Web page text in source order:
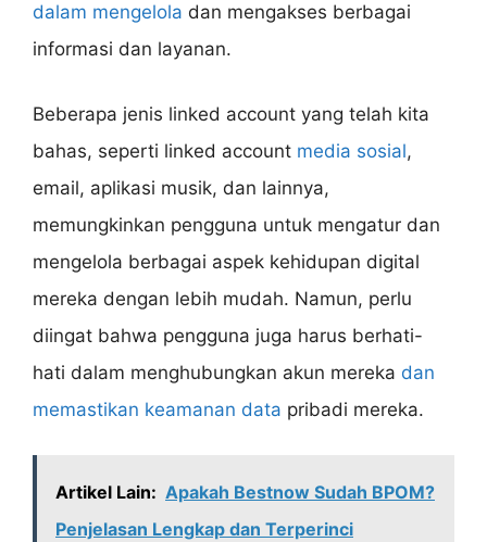
dalam mengelola dan mengakses berbagai
informasi dan layanan.
Beberapa jenis linked account yang telah kita
bahas, seperti linked account media sosial,
email, aplikasi musik, dan lainnya,
memungkinkan pengguna untuk mengatur dan
mengelola berbagai aspek kehidupan digital
mereka dengan lebih mudah. Namun, perlu
diingat bahwa pengguna juga harus berhati-
hati dalam menghubungkan akun mereka dan
memastikan keamanan data pribadi mereka.
Artikel Lain: Apakah Bestnow Sudah BPOM?
Penjelasan Lengkap dan Terperinci